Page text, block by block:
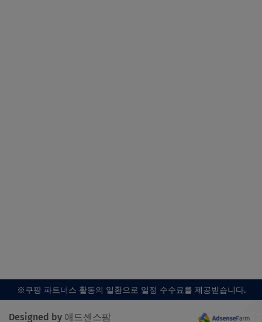
※쿠팡 파트너스 활동의 일환으로 일정 수수료를 제공받습니다.
Designed by 애드센스팜